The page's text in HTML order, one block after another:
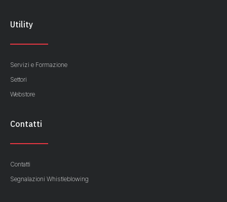
Utility
Servizi e Formazione
Settori
Webstore
Contatti
Contatti
Segnalazioni Whistleblowing